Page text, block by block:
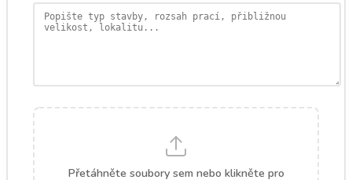
Přetáhněte soubory sem nebo klikněte pro